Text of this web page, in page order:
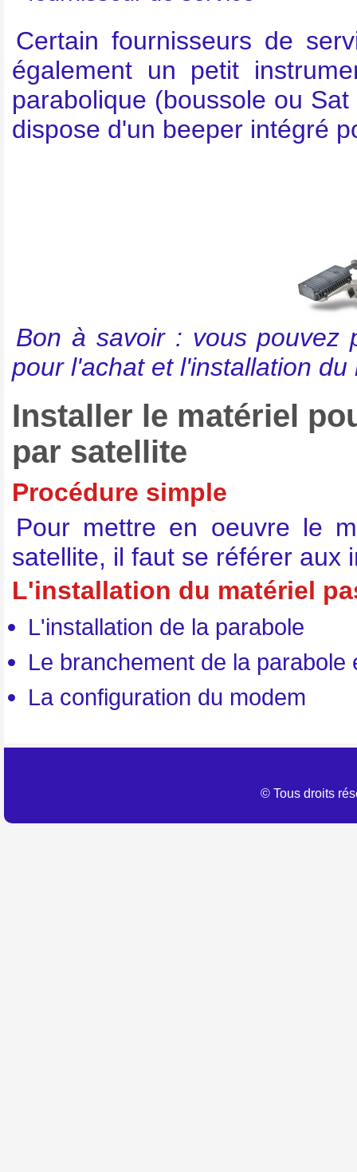
Certain fournisseurs de
également un petit
parabolique (boussole ou
dispose d'un beeper intégré
Bon à savoir : vous pouvez
pour l'achat et l'installation
Installer le matériel
par satellite
Procédure simple
Pour mettre en oeuvre le
satellite, il faut se référer aux
L'installation du matériel
L'installation de la parabole
Le branchement de la parabole
La configuration du modem
© Tous droits